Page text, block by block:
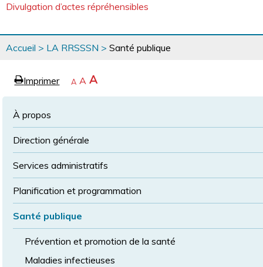
Divulgation d’actes répréhensibles
Vous
êtes
Accueil > LA RRSSSN > Santé publique
eImprimerpageRétrécir
A Revenir
à
police
A Agrandir
la
A
À propos
Direction générale
Services administratifs
Planification et programmation
Santé publique
Prévention et promotion de la santé
Maladies infectieuses